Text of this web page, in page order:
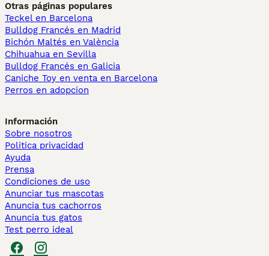
Otras páginas populares
Teckel en Barcelona
Bulldog Francés en Madrid
Bichón Maltés en València
Chihuahua en Sevilla
Bulldog Francés en Galicia
Caniche Toy en venta en Barcelona
Perros en adopcion
Información
Sobre nosotros
Politica privacidad
Ayuda
Prensa
Condiciones de uso
Anunciar tus mascotas
Anuncia tus cachorros
Anuncia tus gatos
Test perro ideal